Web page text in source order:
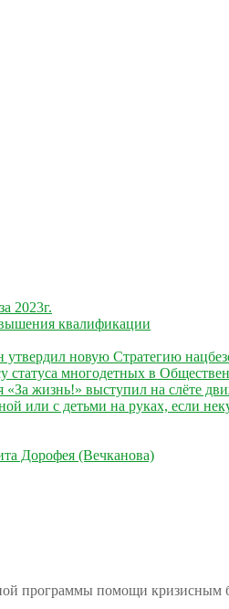
2023г.
квалификации
новую Стратегию
статуса многодетных в
жизнь!» выступил на слёте
или с детьми на руках, если
Дорофея (Вечканова)
программы помощи